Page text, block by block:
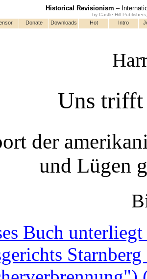
Historical Revisionism –
by Castle Hill
Uns trifft
der
und Lügen
Buch
Donate Downloads Hot Intro